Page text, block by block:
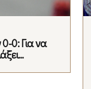
0: Για να